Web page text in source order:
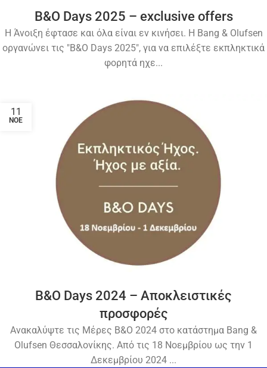
B&O Days 2025 – exclusive offers
Η Άνοιξη έφτασε και όλα είναι εν κινήσει. Η Bang & Olufsen
οργανώνει τις "B&O Days 2025", για να επιλέξτε εκπληκτικά
φορητά ηχε...
11
ΝΟΈ
B&O Days 2024 – Αποκλειστικές
προσφορές
Ανακαλύψτε τις Μέρες Β&Ο 2024 στο κατάστημα Bang &
Olufsen Θεσσαλονίκης. Από τις 18 Νοεμβρίου ως την 1
Δεκεμβρίου 2024 ...